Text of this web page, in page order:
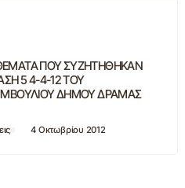
ΘΕΜΑΤΑ ΠΟΥ ΣΥΖΗΤΗΘΗΚΑΝ
5 4-4-12 ΤΟΥ
ΔΗΜΟΥ ΔΡΑΜΑΣ
4 Οκτωβρίου 2012